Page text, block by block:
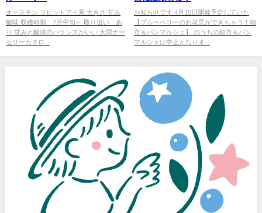
オースチン ラビットアイ系 大きさ 甘み
酸味 収穫時期 7月中旬～ 取り扱い あ
り 甘みと酸味のバランスがいい 大関ナー
セリーカタロ...
お知らせです 4月15日開催予定していた
【ブルーベリーのお花見ができちゃう！朝
市＆パンマルシェ】 のうちの朝市＆パン
マルシェは中止となりま...